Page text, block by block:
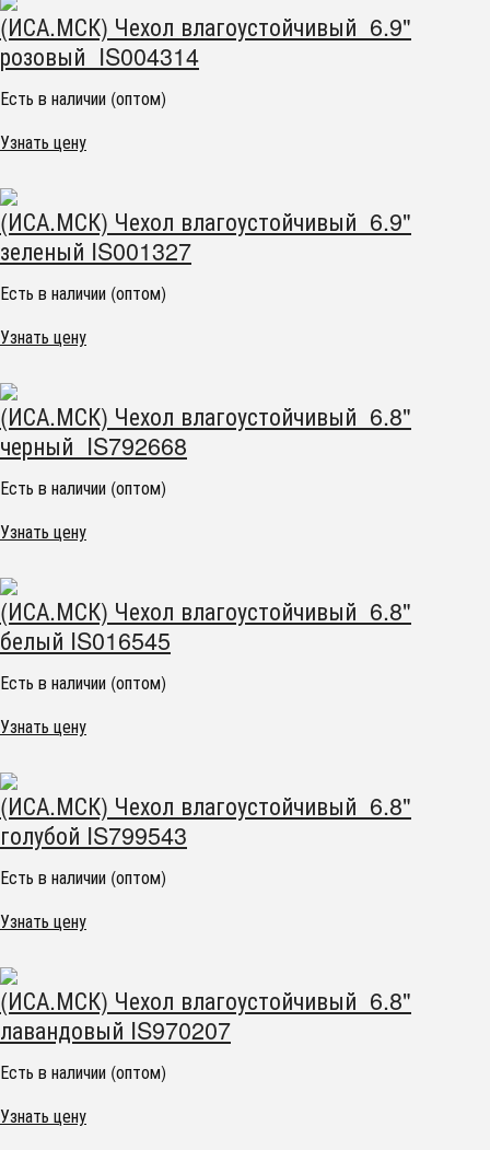
(ИСА.МСК) Чехол влагоустойчивый 6.9"
розовый IS004314
Есть в наличии (оптом)
Узнать цену
(ИСА.МСК) Чехол влагоустойчивый 6.9"
зеленый IS001327
Есть в наличии (оптом)
Узнать цену
(ИСА.МСК) Чехол влагоустойчивый 6.8"
черный IS792668
Есть в наличии (оптом)
Узнать цену
(ИСА.МСК) Чехол влагоустойчивый 6.8"
белый IS016545
Есть в наличии (оптом)
Узнать цену
(ИСА.МСК) Чехол влагоустойчивый 6.8"
голубой IS799543
Есть в наличии (оптом)
Узнать цену
(ИСА.МСК) Чехол влагоустойчивый 6.8"
лавандовый IS970207
Есть в наличии (оптом)
Узнать цену